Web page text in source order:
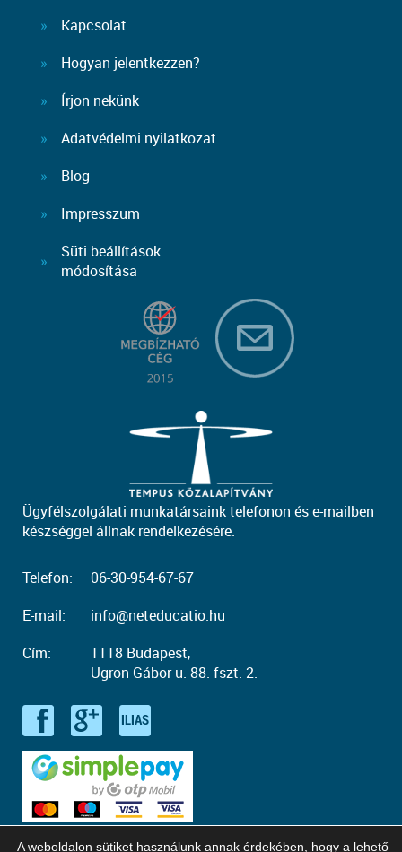
Kapcsolat
Hogyan jelentkezzen?
Írjon nekünk
Adatvédelmi nyilatkozat
Blog
Impresszum
Süti beállítások
módosítása
Ügyfélszolgálati munkatársaink telefonon és e-mailben
készséggel állnak rendelkezésére.
Telefon:
06-30-954-67-67
E-mail:
info@neteducatio.hu
Cím:
1118 Budapest,
Ugron Gábor u. 88. fszt. 2.
A weboldalon sütiket használunk annak érdekében, hogy a lehető